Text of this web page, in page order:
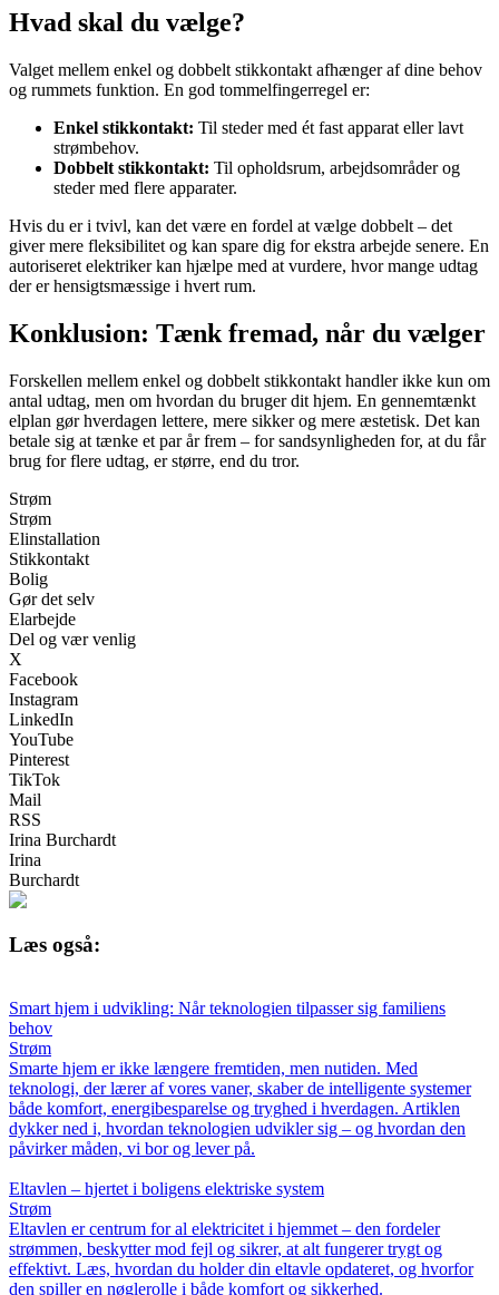
Hvad skal du vælge?
Valget mellem enkel og dobbelt stikkontakt afhænger af dine behov
og rummets funktion. En god tommelfingerregel er:
Enkel stikkontakt: Til steder med ét fast apparat eller lavt
strømbehov.
Dobbelt stikkontakt: Til opholdsrum, arbejdsområder og
steder med flere apparater.
Hvis du er i tvivl, kan det være en fordel at vælge dobbelt – det
giver mere fleksibilitet og kan spare dig for ekstra arbejde senere. En
autoriseret elektriker kan hjælpe med at vurdere, hvor mange udtag
der er hensigtsmæssige i hvert rum.
Konklusion: Tænk fremad, når du vælger
Forskellen mellem enkel og dobbelt stikkontakt handler ikke kun om
antal udtag, men om hvordan du bruger dit hjem. En gennemtænkt
elplan gør hverdagen lettere, mere sikker og mere æstetisk. Det kan
betale sig at tænke et par år frem – for sandsynligheden for, at du får
brug for flere udtag, er større, end du tror.
Strøm
Strøm
Elinstallation
Stikkontakt
Bolig
Gør det selv
Elarbejde
Del og vær venlig
X
Facebook
Instagram
LinkedIn
YouTube
Pinterest
TikTok
Mail
RSS
Irina Burchardt
Irina
Burchardt
Læs også:
Smart hjem i udvikling: Når teknologien tilpasser sig familiens
behov
Strøm
Smarte hjem er ikke længere fremtiden, men nutiden. Med
teknologi, der lærer af vores vaner, skaber de intelligente systemer
både komfort, energibesparelse og tryghed i hverdagen. Artiklen
dykker ned i, hvordan teknologien udvikler sig – og hvordan den
påvirker måden, vi bor og lever på.
Eltavlen – hjertet i boligens elektriske system
Strøm
Eltavlen er centrum for al elektricitet i hjemmet – den fordeler
strømmen, beskytter mod fejl og sikrer, at alt fungerer trygt og
effektivt. Læs, hvordan du holder din eltavle opdateret, og hvorfor
den spiller en nøglerolle i både komfort og sikkerhed.